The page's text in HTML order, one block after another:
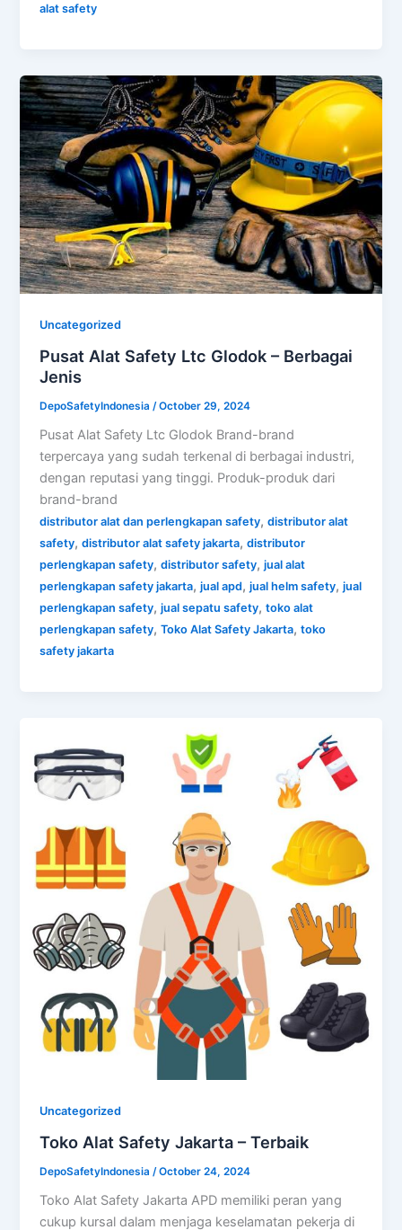
alat safety
Uncategorized
Pusat Alat Safety Ltc Glodok – Berbagai
Jenis
DepoSafetyIndonesia /October 29, 2024
Pusat Alat Safety Ltc Glodok Brand-brand
terpercaya yang sudah terkenal di berbagai industri,
dengan reputasi yang tinggi. Produk-produk dari
brand-brand
distributor alat dan perlengkapan safety,distributor alat
safety,distributor alat safety jakarta,distributor
perlengkapan safety,distributor safety,jual alat
perlengkapan safety jakarta,jual apd,jual helm safety,jual
perlengkapan safety,jual sepatu safety,toko alat
perlengkapan safety,Toko Alat Safety Jakarta,toko
safety jakarta
Uncategorized
Toko Alat Safety Jakarta – Terbaik
DepoSafetyIndonesia /October 24, 2024
Toko Alat Safety Jakarta APD memiliki peran yang
cukup kursal dalam menjaga keselamatan pekerja di